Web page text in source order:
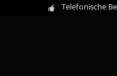
Telefonische